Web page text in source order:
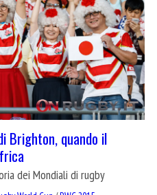
Brighton, quando il
dei Mondiali di rugby